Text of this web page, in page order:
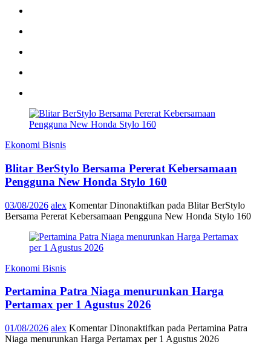
Ekonomi Bisnis
Blitar BerStylo Bersama Pererat Kebersamaan
Pengguna New Honda Stylo 160
03/08/2026 alex Komentar Dinonaktifkan pada Blitar BerStylo
Bersama Pererat Kebersamaan Pengguna New Honda Stylo 160
Ekonomi Bisnis
Pertamina Patra Niaga menurunkan Harga
Pertamax per 1 Agustus 2026
01/08/2026 alex Komentar Dinonaktifkan pada Pertamina Patra
Niaga menurunkan Harga Pertamax per 1 Agustus 2026